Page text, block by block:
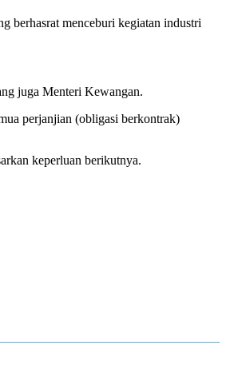
berhasrat menceburi kegiatan industri
juga Menteri Kewangan.
perjanjian (obligasi berkontrak)
keperluan berikutnya.